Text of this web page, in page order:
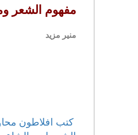
مفهوم الشعر
منير مزيد
كتب افلاطون